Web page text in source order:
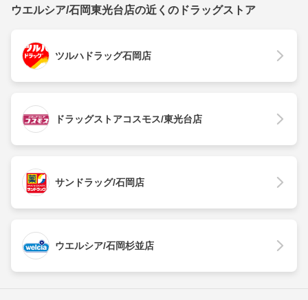
ウエルシア/石岡東光台店の近くのドラッグストア
ツルハドラッグ石岡店
ドラッグストアコスモス/東光台店
サンドラッグ/石岡店
ウエルシア/石岡杉並店